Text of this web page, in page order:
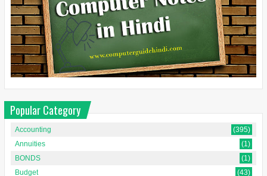
Popular Category
Accounting
(395)
Annuities
(1)
BONDS
(1)
Budget
(43)